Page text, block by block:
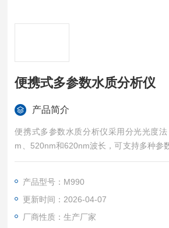
便携式多参数水质分析仪
产品简介
便携式多参数水质分析仪采⽤分光光度
m、520nm和620nm波⻓，可支持多种参
明，此方法操作简便快捷，灵敏度高。仪
统，扩⼤比色计测量参数量程，节约了样
根据客户需求，自由搭配检测项⽬。
产品型号：M990
更新时间：2026-04-07
厂商性质：生产厂家